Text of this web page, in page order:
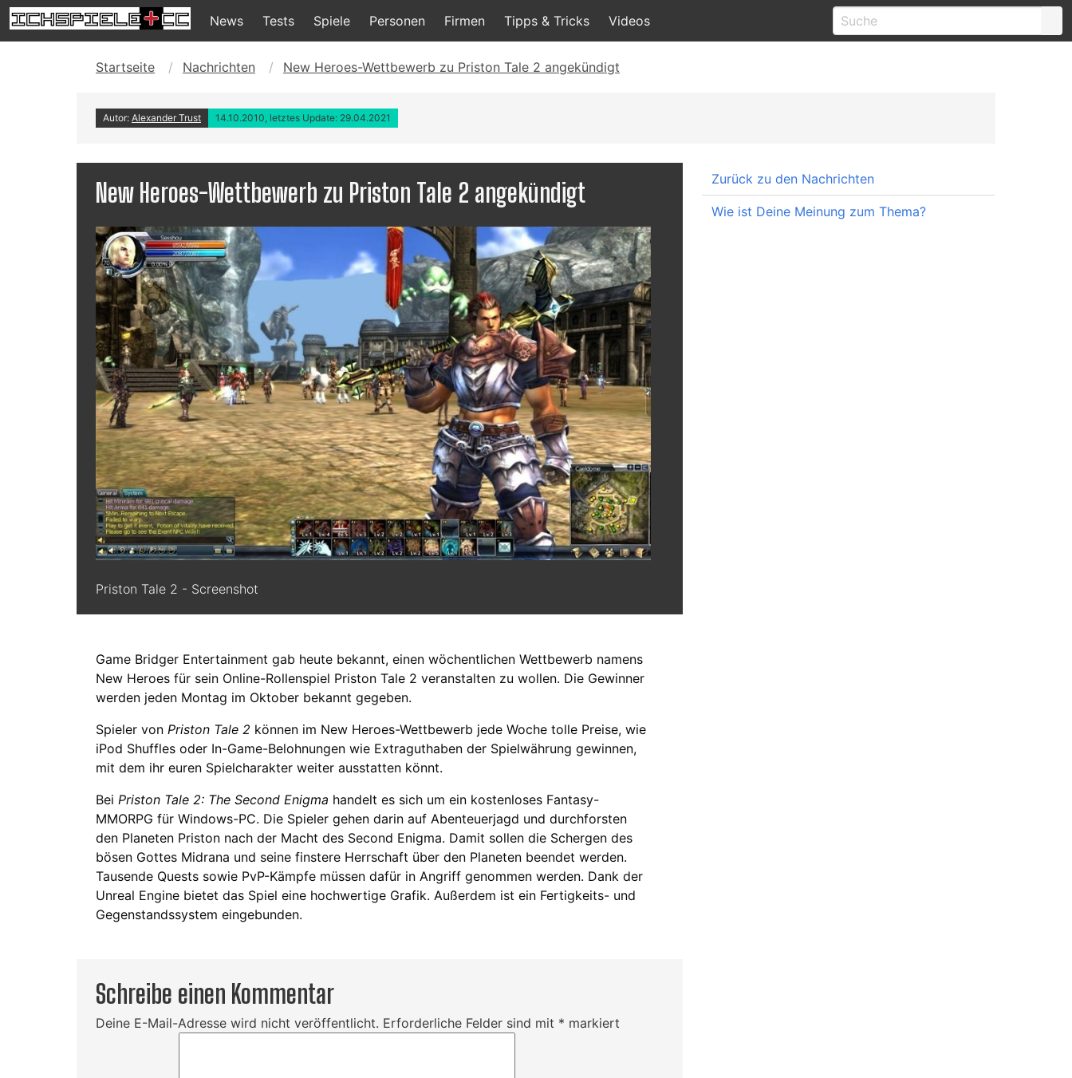
News Tests Spiele Personen Firmen Tipps & Tricks Videos
Startseite Nachrichten New Heroes-Wettbewerb zu Priston Tale 2 angekündigt
Autor: Alexander Trust 14.10.2010, letztes Update: 29.04.2021
New Heroes-Wettbewerb zu Priston Tale 2 angekündigt
Priston Tale 2 - Screenshot
Game Bridger Entertainment gab heute bekannt, einen wöchentlichen Wettbewerb namens
New Heroes für sein Online-Rollenspiel Priston Tale 2 veranstalten zu wollen. Die Gewinner
werden jeden Montag im Oktober bekannt gegeben.
Spieler von Priston Tale 2 können im New Heroes-Wettbewerb jede Woche tolle Preise, wie
iPod Shuffles oder In-Game-Belohnungen wie Extraguthaben der Spielwährung gewinnen,
mit dem ihr euren Spielcharakter weiter ausstatten könnt.
Bei Priston Tale 2: The Second Enigma handelt es sich um ein kostenloses Fantasy-
MMORPG für Windows-PC. Die Spieler gehen darin auf Abenteuerjagd und durchforsten
den Planeten Priston nach der Macht des Second Enigma. Damit sollen die Schergen des
bösen Gottes Midrana und seine finstere Herrschaft über den Planeten beendet werden.
Tausende Quests sowie PvP-Kämpfe müssen dafür in Angriff genommen werden. Dank der
Unreal Engine bietet das Spiel eine hochwertige Grafik. Außerdem ist ein Fertigkeits- und
Gegenstandssystem eingebunden.
Schreibe einen Kommentar
Deine E-Mail-Adresse wird nicht veröffentlicht. Erforderliche Felder sind mit * markiert
Zurück zu den Nachrichten
Wie ist Deine Meinung zum Thema?